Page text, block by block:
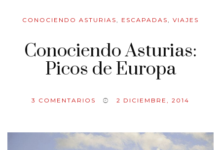
CONOCIENDO ASTURIAS, ESCAPADAS, VIAJES
Conociendo Asturias:
Picos de Europa
3 COMENTARIOS 2 DICIEMBRE, 2014